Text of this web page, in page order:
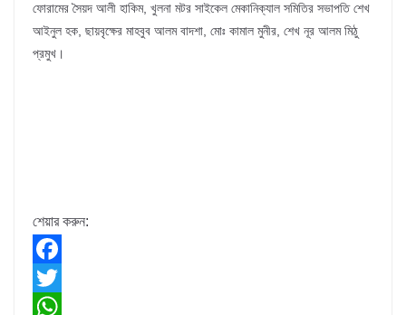
ফোরামের সৈয়দ আলী হাকিম, খুলনা মটর সাইকেল মেকানিক্যাল সমিতির সভাপতি শেখ
আইনুল হক, ছায়বৃক্ষের মাহবুব আলম বাদশা, মোঃ কামাল মুনীর, শেখ নূর আলম মিঠু
প্রমুখ।
শেয়ার করুন:
F
aT